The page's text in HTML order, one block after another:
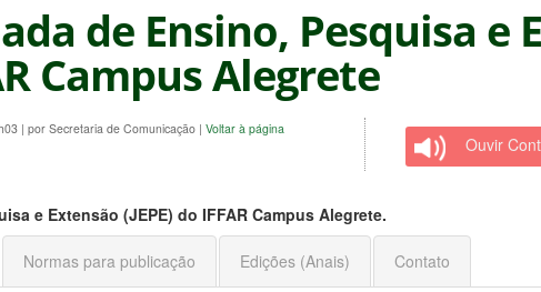
de Ensino, Pesquisa e
Campus Alegrete
| por Secretaria de Comunicação | Voltar à página
Ouvir
e Extensão (JEPE) do IFFAR Campus Alegrete.
Normas para publicação Edições (Anais) Contato